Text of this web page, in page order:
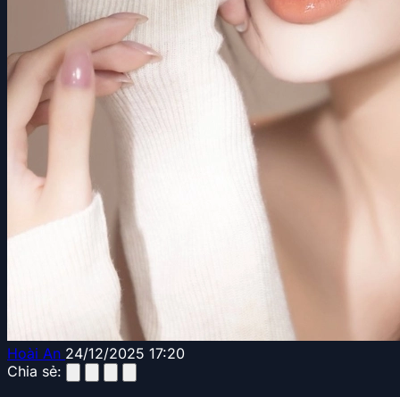
Hoài An 24/12/2025 17:20
Chia sẻ: